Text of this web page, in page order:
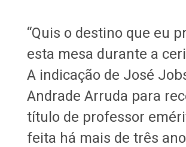
“Quis o destino que eu
esta mesa durante a
A indicação de José
Andrade Arruda para
título de professor
feita há mais de três